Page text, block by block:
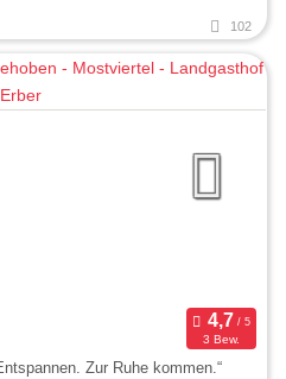
102
3 Bew.
Zur Ruhe kommen.“